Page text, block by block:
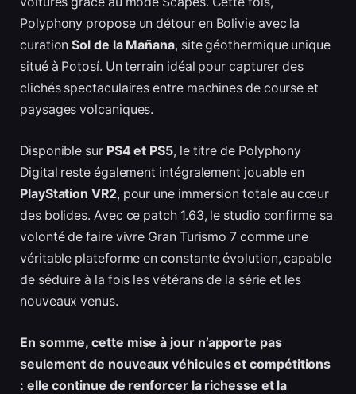
Polyphony propose un détour en Bolivie avec la
curationSol de la Mañana, site géothermique unique
situé à Potosí. Un terrain idéal pour capturer des
clichés spectaculaires entre machines de course et
paysages volcaniques.
Disponible sur PS4 et PS5, le titre de Polyphony
Digital reste également intégralement jouable en
PlayStation VR2, pour une immersion totale au cœur
des bolides. Avec ce patch 1.63, le studio confirme sa
volonté de faire vivre Gran Turismo 7 comme une
véritable plateforme en constante évolution, capable
de séduire à la fois les vétérans de la série et les
nouveaux venus.
En somme, cette mise à jour n’apporte pas
seulement de nouveaux véhicules et compétitions
: elle continue de renforcer la richesse et la